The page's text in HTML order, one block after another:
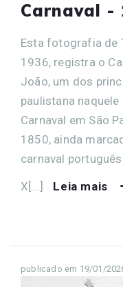
Carnaval -
Esta fotografia de
1936, registra o
João, um dos
paulistana
Carnaval em São
1850, ainda
carnaval
X[...]
Leia mais
publicado em 19/01/